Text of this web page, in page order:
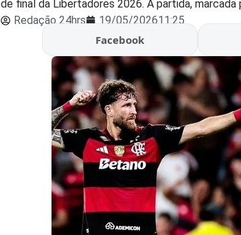
de final da Libertadores 2026. A partida, marcada
Redação 24hrs
19/05/202611:25
Facebook